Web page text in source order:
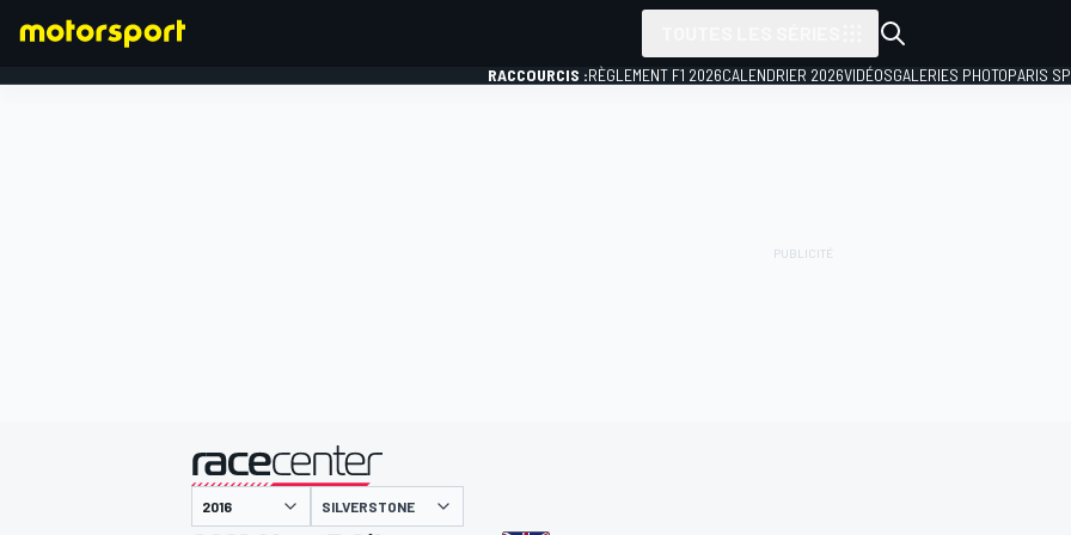
RACCOURCIS :RÈGLEMENT F1 2026CALENDRIER 2026VIDÉOSGALERIES PHOTOPARIS
présenté par
SILVERSTONE